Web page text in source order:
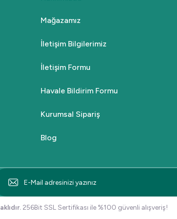
Gold Kamp Feneri
Sepete
Mağazamız
İletişim Bilgilerimiz
İletişim Formu
Havale Bildirim Formu
Kurumsal Sipariş
Blog
256Bit SSL Sertifikası ile %100 güvenli alışveriş!